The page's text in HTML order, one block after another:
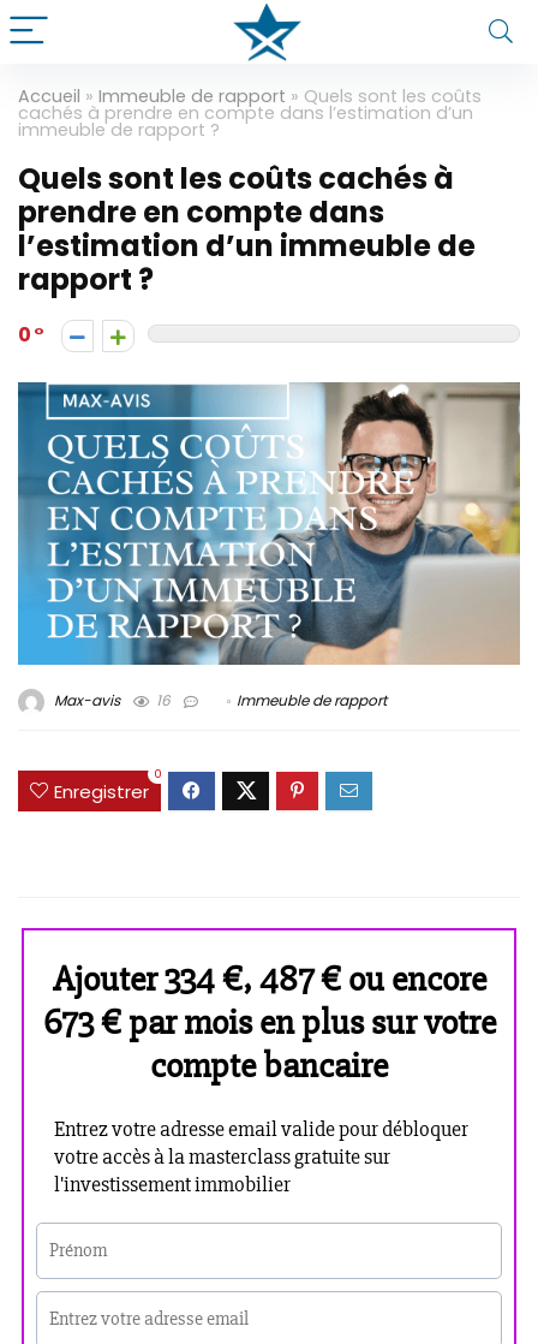
Accueil » Immeuble de rapport » Quels sont les coûts
cachés à prendre en compte dans l’estimation d’un
immeuble de rapport ?
Quels sont les coûts cachés à
prendre en compte dans
l’estimation d’un immeuble de
rapport ?
0
Max-avis 16 Immeuble de rapport
Enregistrer
0